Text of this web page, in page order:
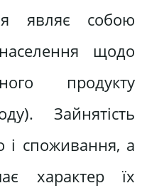
являє собою
щодо
продукту
Зайнятість
і споживання, а
характер їх